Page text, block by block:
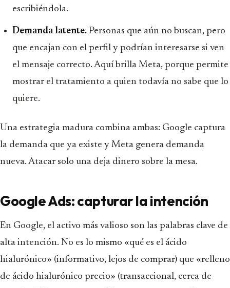
escribiéndola.
Demanda latente. Personas que aún no buscan, pero
que encajan con el perfil y podrían interesarse si ven
el mensaje correcto. Aquí brilla Meta, porque permite
mostrar el tratamiento a quien todavía no sabe que lo
quiere.
Una estrategia madura combina ambas: Google captura
la demanda que ya existe y Meta genera demanda
nueva. Atacar solo una deja dinero sobre la mesa.
Google Ads: capturar la intención
En Google, el activo más valioso son las palabras clave de
alta intención. No es lo mismo «qué es el ácido
hialurónico» (informativo, lejos de comprar) que «relleno
de ácido hialurónico precio» (transaccional, cerca de